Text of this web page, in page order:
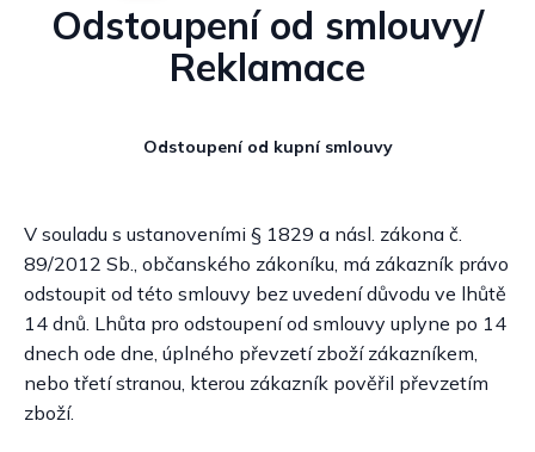
Odstoupení od smlouvy/
Reklamace
Odstoupení od kupní smlouvy
V souladu s ustanoveními § 1829 a násl. zákona č.
89/2012 Sb., občanského zákoníku, má zákazník právo
odstoupit od této smlouvy bez uvedení důvodu ve lhůtě
14 dnů. Lhůta pro odstoupení od smlouvy uplyne po 14
dnech ode dne, úplného převzetí zboží zákazníkem,
nebo třetí stranou, kterou zákazník pověřil převzetím
zboží.